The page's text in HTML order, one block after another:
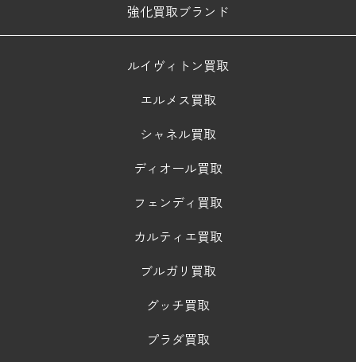
強化買取ブランド
ルイヴィトン買取
エルメス買取
シャネル買取
ディオール買取
フェンディ買取
カルティエ買取
ブルガリ買取
グッチ買取
プラダ買取